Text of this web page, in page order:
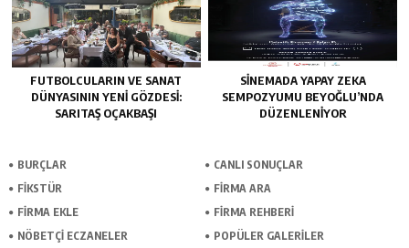
FUTBOLCULARIN VE SANAT
DÜNYASININ YENI GÖZDESI:
SARITAŞ OÇAKBAŞI
SINEMADA YAPAY ZEKA
SEMPOZYUMU BEYOĞLU’NDA
DÜZENLENIYOR
BURÇLAR
CANLI SONUÇLAR
FİKSTÜR
FİRMA ARA
FİRMA EKLE
FİRMA REHBERİ
NÖBETÇİ ECZANELER
POPÜLER GALERİLER